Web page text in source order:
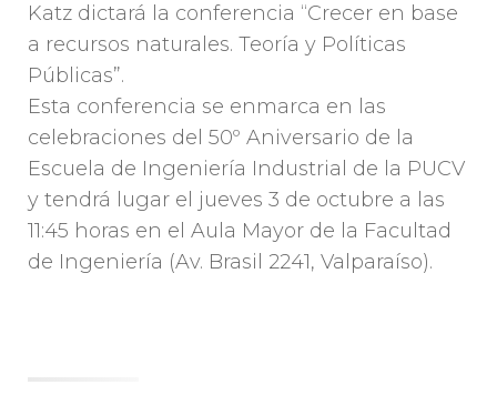
Katz dictará la conferencia “Crecer en base
a recursos naturales. Teoría y Políticas
Públicas”.
Esta conferencia se enmarca en las
celebraciones del 50º Aniversario de la
Escuela de Ingeniería Industrial de la PUCV
y tendrá lugar el jueves 3 de octubre a las
11:45 horas en el Aula Mayor de la Facultad
de Ingeniería (Av. Brasil 2241, Valparaíso).